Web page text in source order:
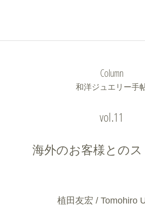
Column
和洋ジュエリー手
vol.11
海外のお客様との
植田友宏 / Tomohiro